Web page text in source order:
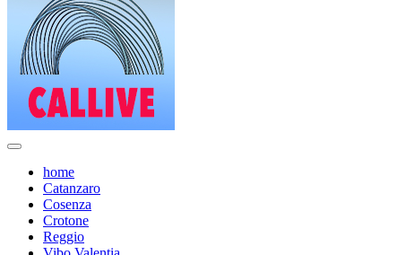
home
Catanzaro
Cosenza
Crotone
Reggio